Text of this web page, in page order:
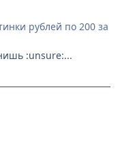
рублей по 200 за
:unsure:...